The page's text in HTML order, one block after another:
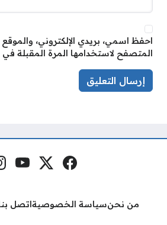
احفظ اسمي، بريدي الإلكتروني، والموقع
المتصفح لاستخدامها المرة المقبلة في
مواقع فيسبوكمنصة إكس
يوتيوب
من نحنسياسة الخصوصيةاتصل